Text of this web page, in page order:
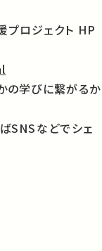
ロジェクト HP
の学びに繋がるか
SNSなどでシェ